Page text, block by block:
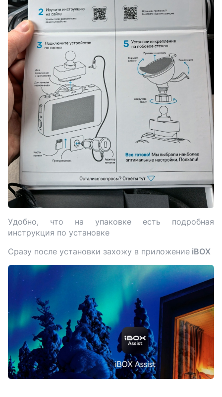
Удобно, что на упаковке есть подробная
инструкция по установке
Сразу после установки захожу в приложение iBOX